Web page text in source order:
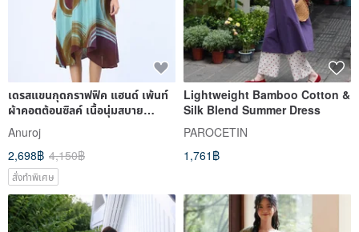
เดรสแขนกุดกราฟฟิค แฮนด์ เพ้นท์
ผ้าคอตต้อนซิลค์ เนื้อนุ่มสบาย
(s,m,l,xl )
Anuroj
2,698฿ 4,150฿
สั่งทำพิเศษ
Lightweight Bamboo Cotton &
Silk Blend Summer Dress
PAROCETIN
1,761฿